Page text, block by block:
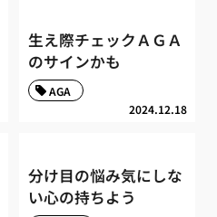
生え際チェックＡＧＡ
のサインかも
2024.12.18
AGA
分け目の悩み気にしな
い心の持ちよう